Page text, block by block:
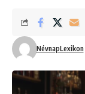
NévnapLexikon